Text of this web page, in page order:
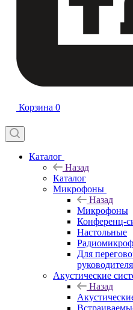
Корзина 0
Каталог
Назад
Каталог
Микрофоны
Назад
Микрофоны
Конференц-
Настольные
Для
руководителя
Акустические
Назад